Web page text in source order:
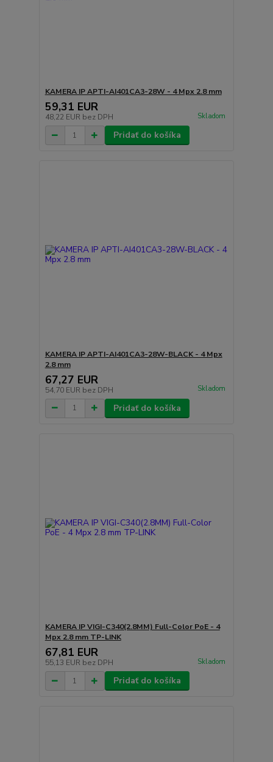
KAMERA IP APTI-AI401CA3-28W - 4 Mpx 2.8 mm
59,31 EUR
48,22 EUR bez DPH Skladom
Pridať do košíka
KAMERA IP APTI-AI401CA3-28W-BLACK - 4 Mpx
2.8 mm
67,27 EUR
54,70 EUR bez DPH Skladom
Pridať do košíka
KAMERA IP VIGI-C340(2.8MM) Full-Color PoE - 4
Mpx 2.8 mm TP-LINK
67,81 EUR
55,13 EUR bez DPH Skladom
Pridať do košíka